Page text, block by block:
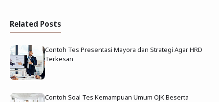
Related Posts
Contoh Tes Presentasi Mayora dan Strategi Agar HRD
Terkesan
Contoh Soal Tes Kemampuan Umum OJK Beserta